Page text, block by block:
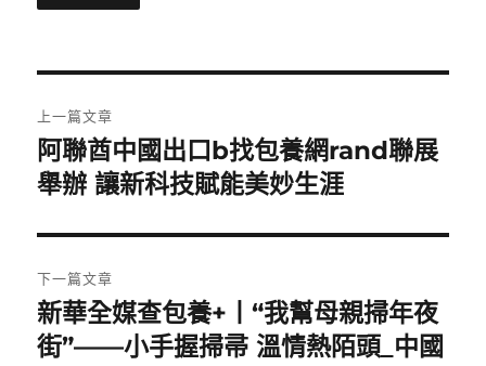
章
導
覽
上一篇文章
上
一
文
章:
阿聯酋中國出口b找包養網rand聯展
舉辦 讓新科技賦能美妙生涯
下一篇文章
下
一
新華全媒查包養+丨“我幫母親掃年夜
街”——小手握掃帚 溫情熱陌頭_中國